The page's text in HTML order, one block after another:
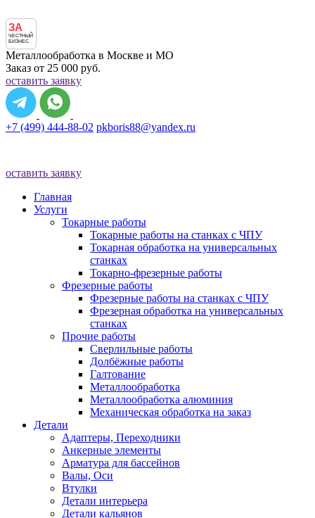
ЗА
ЧЕСТНЫЙ
БИЗНЕС
Металлообработка в Москве и МО
Заказ от 25 000 руб.
оставить заявку
+7 (499) 444-88-02 pkboris88@yandex.ru
оставить заявку
Главная
Услуги
Токарные работы
Токарные работы на станках с ЧПУ
Токарная обработка на универсальных
станках
Токарно-фрезерные работы
Фрезерные работы
Фрезерные работы на станках с ЧПУ
Фрезерная обработка на универсальных
станках
Прочие работы
Сверлильные работы
Долбёжные работы
Галтование
Металлообработка
Металлообработка алюминия
Механическая обработка на заказ
Детали
Адаптеры, Переходники
Анкерные элементы
Арматура для бассейнов
Валы, Оси
Втулки
Детали интерьера
Детали кальянов